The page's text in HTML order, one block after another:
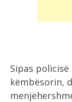
Sipas
këmbësorin,